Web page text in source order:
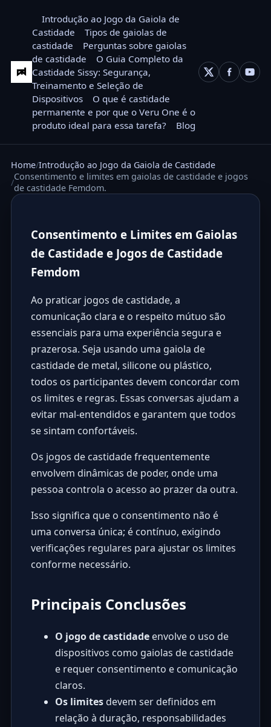
Introdução ao Jogo da Gaiola de
Castidade
Tipos de gaiolas de
castidade
Perguntas sobre gaiolas
de castidade
O Guia Completo da
Castidade Sissy: Segurança,
Treinamento e Seleção de
Dispositivos
O que é castidade
permanente e por que o Veru One é o
produto ideal para essa tarefa?
Blog
Home Introdução ao Jogo da Gaiola de Castidade
Consentimento e limites em gaiolas de castidade e jogos
de castidade Femdom.
Consentimento e Limites em Gaiolas
de Castidade e Jogos de Castidade
Femdom
Ao praticar jogos de castidade, a
comunicação clara e o respeito mútuo são
essenciais para uma experiência segura e
prazerosa. Seja usando uma gaiola de
castidade de metal, silicone ou plástico,
todos os participantes devem concordar com
os limites e regras. Essas conversas ajudam a
evitar mal-entendidos e garantem que todos
se sintam confortáveis.
Os jogos de castidade frequentemente
envolvem dinâmicas de poder, onde uma
pessoa controla o acesso ao prazer da outra.
Isso significa que o consentimento não é
uma conversa única; é contínuo, exigindo
verificações regulares para ajustar os limites
conforme necessário.
Principais Conclusões
O jogo de castidadeenvolve o uso de
dispositivos como gaiolas de castidade
e requer consentimento e comunicação
claros.
Os limitesdevem ser definidos em
relação à duração, responsabilidades